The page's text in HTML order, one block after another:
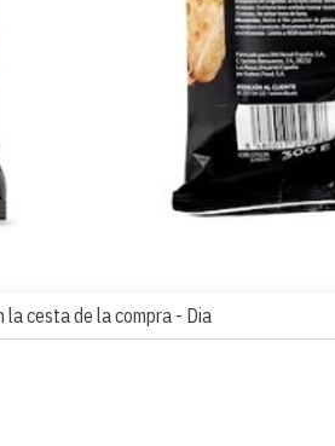
cesta de la compra - Dia